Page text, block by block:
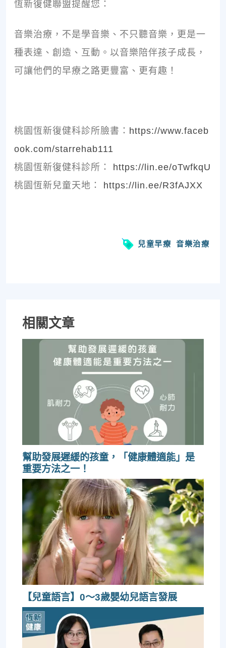
恆新復健聯盟提醒您：
音樂治療，不是學音樂、不只聽音樂，更是一
種表達、創造、互動。以音樂陪伴孩子成長，
可讓他們的早療之路更豐富、更有趣！
桃園恆新復健科診所臉書： https://www.faceb
ook.com/starrehab111
桃園恆新復健科診所： https://lin.ee/oTwfkqU
桃園恆新兒童天地： https://lin.ee/R3fAJXX
兒童早療 音樂治療
相關文章
幫助發展遲緩的孩童，「健康體適能」是
重要方法之一！
【兒童語言】0～3歲嬰幼兒語言發展